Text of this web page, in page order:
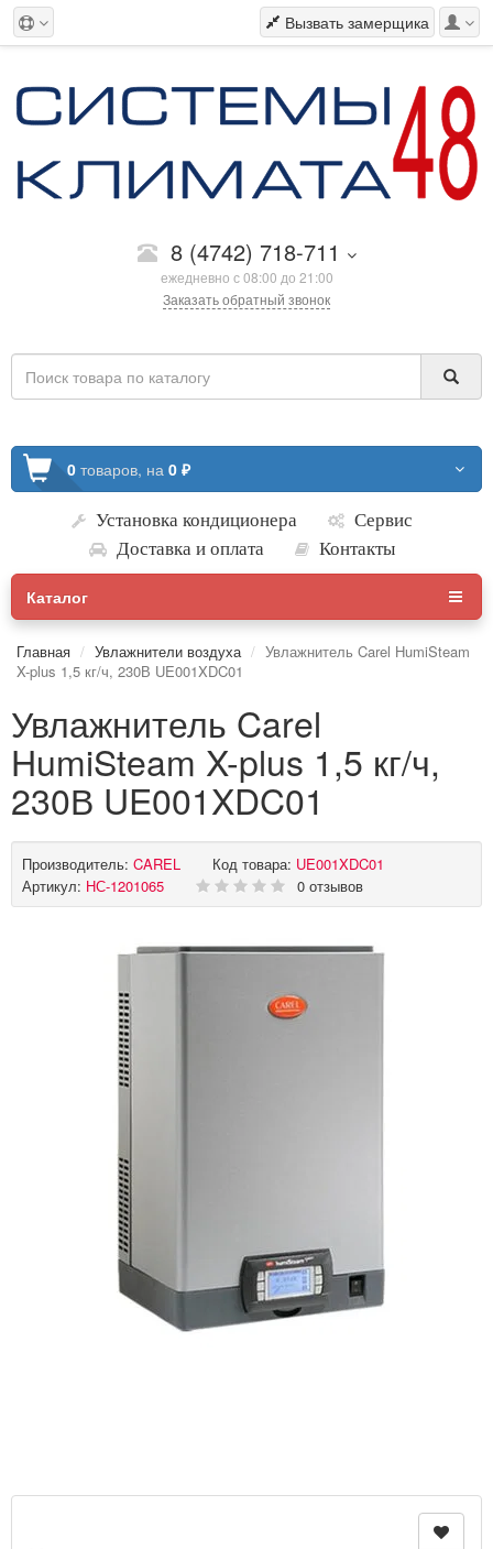
Вызвать замерщика
8 (4742) 718-711
ежедневно с 08:00 до 21:00
Заказать обратный звонок
0 товаров, на 0 ₽
Установка кондиционера
Сервис
Доставка и оплата
Контакты
Каталог
Главная Увлажнители воздуха
Увлажнитель Carel HumiSteam
X-plus 1,5 кг/ч, 230В UE001XDC01
Увлажнитель Carel
HumiSteam X-plus 1,5 кг/ч,
230В UE001XDC01
Производитель: CAREL Код товара: UE001XDC01
Артикул: НС-1201065 0 отзывов